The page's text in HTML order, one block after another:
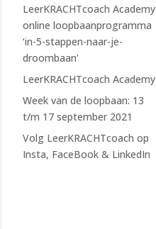
LeerKRACHTcoach Academy
online loopbaanprogramma
‘in-5-stappen-naar-je-
droombaan’
LeerKRACHTcoach Academy
Week van de loopbaan: 13
t/m 17 september 2021
Volg LeerKRACHTcoach op
Insta, FaceBook & LinkedIn